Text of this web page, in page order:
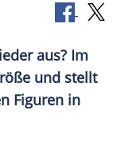
aus? Im
und stellt
Figuren in